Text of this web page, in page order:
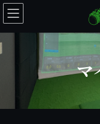
コ
ン
テ
ン
ツ
ナ
ビ
ゲ
ー
シ
マ